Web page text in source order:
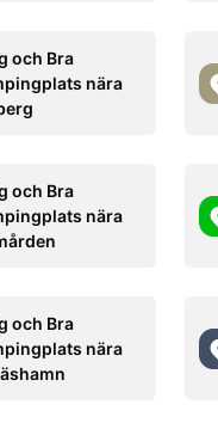
och Bra
nära
och Bra
nära
och Bra
nära